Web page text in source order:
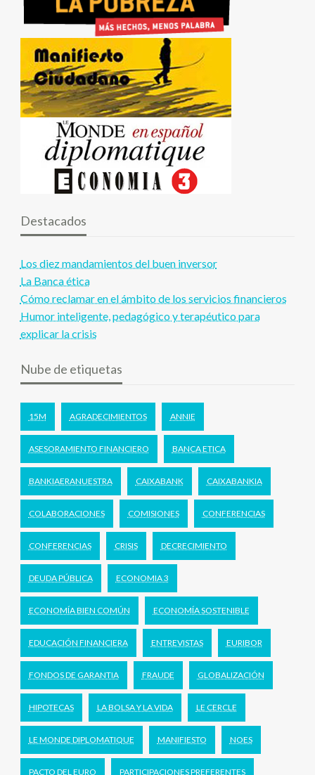
Destacados
Los diez mandamientos del buen inversor
La Banca ética
Cómo reclamar en el ámbito de los servicios financieros
Humor inteligente, pedagógico y terapéutico para
explicar la crisis
Nube de etiquetas
15M AGRADECIMIENTOS ANNIE
ASESORAMIENTO FINANCIERO BANCA ETICA
BANKIAERANUESTRA CAIXABANK CAIXABANKIA
COLABORACIONES COMISIONES CONFERENCIAS
CONFERENCIAS CRISIS DECRECIMIENTO
DEUDA PÚBLICA ECONOMIA 3
ECONOMÍA BIEN COMÚN ECONOMÍA SOSTENIBLE
EDUCACIÓN FINANCIERA ENTREVISTAS EURIBOR
FONDOS DE GARANTIA FRAUDE GLOBALIZACIÓN
HIPOTECAS LA BOLSA Y LA VIDA LE CERCLE
LE MONDE DIPLOMATIQUE MANIFIESTO NOES
PACTO DEL EURO PARTICIPACIONES PREFERENTES